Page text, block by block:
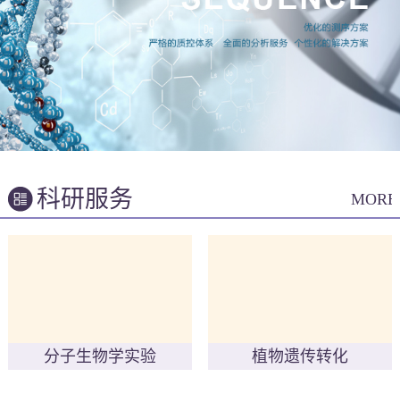
科研服务
分子生物学实验 植物遗传转化
MORE